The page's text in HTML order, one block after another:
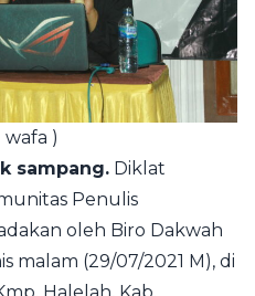
)
sampang. Diklat
Penulis
oleh Biro Dakwah
malam (29/07/2021 M), di